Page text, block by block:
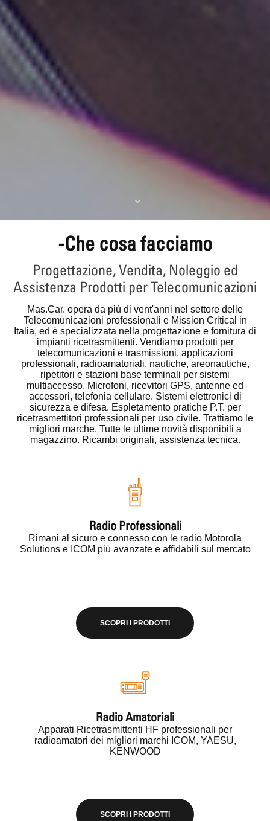
-Che cosa facciamo
Progettazione, Vendita, Noleggio ed
Assistenza Prodotti per Telecomunicazioni
Mas.Car. opera da più di vent'anni nel settore delle
Telecomunicazioni professionali e Mission Critical in
Italia, ed è specializzata nella progettazione e fornitura di
impianti ricetrasmittenti. Vendiamo prodotti per
telecomunicazioni e trasmissioni, applicazioni
professionali, radioamatoriali, nautiche, areonautiche,
ripetitori e stazioni base terminali per sistemi
multiaccesso. Microfoni, ricevitori GPS, antenne ed
accessori, telefonia cellulare. Sistemi elettronici di
sicurezza e difesa. Espletamento pratiche P.T. per
ricetrasmettitori professionali per uso civile. Trattiamo le
migliori marche. Tutte le ultime novità disponibili a
magazzino. Ricambi originali, assistenza tecnica.
Radio Professionali
Rimani al sicuro e connesso con le radio Motorola
Solutions e ICOM più avanzate e affidabili sul mercato
SCOPRI I PRODOTTI
Radio Amatoriali
Apparati Ricetrasmittenti HF professionali per
radioamatori dei migliori marchi ICOM, YAESU,
KENWOOD
SCOPRI I PRODOTTI